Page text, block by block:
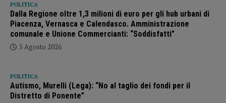
POLITICA
Dalla Regione oltre 1,3 milioni di euro per gli hub urbani di
Piacenza, Vernasca e Calendasco. Amministrazione
comunale e Unione Commercianti: “Soddisfatti”
5 Agosto 2026
POLITICA
Autismo, Murelli (Lega): “No al taglio dei fondi per il
Distretto di Ponente”